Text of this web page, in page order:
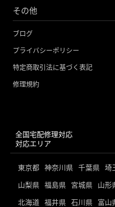
その他
ブログ
プライバシーポリシー
特定商取引法に基づく表記
修理規約
全国宅配修理対応
対応エリア
東京都 神奈川県 千葉県 埼
山梨県 福島県 宮城県 山形
北海道 福井県 石川県 富山